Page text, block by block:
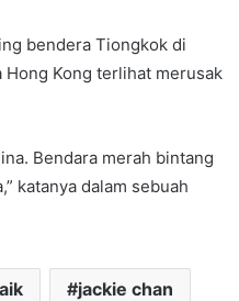
bendera Tiongkok di
Kong terlihat merusak
Bendara merah bintang
katanya dalam sebuah
jackie chan